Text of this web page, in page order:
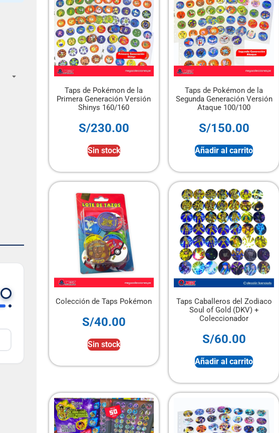
Taps de Pokémon de la
Primera Generación Versión
Shinys 160/160
S/230.00
Sin stock
Taps de Pokémon de la
Segunda Generación Versión
Ataque 100/100
S/150.00
Añadir al carrito
Colección de Taps Pokémon
S/40.00
Sin stock
Taps Caballeros del Zodiaco
Soul of Gold (DKV) +
Coleccionador
S/60.00
Añadir al carrito